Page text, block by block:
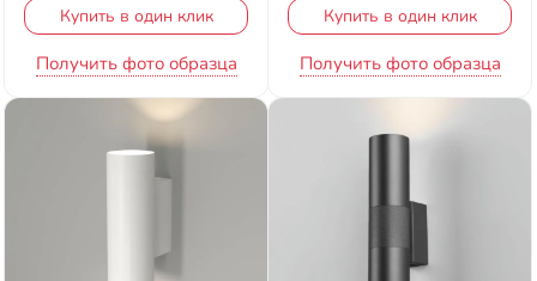
Купить в один клик
Получить фото образца
Купить в один клик
Получить фото образца